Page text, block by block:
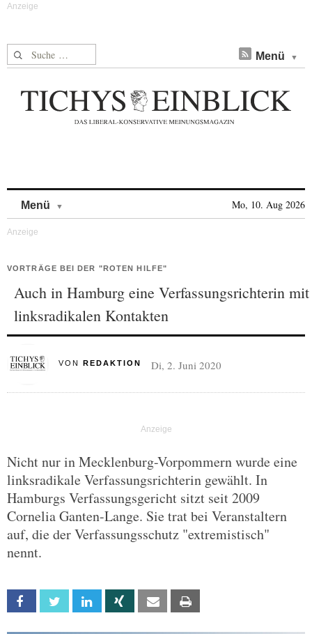
Suche nach: Menü
Menü Mo, 10. Aug 2026
VORTRÄGE BEI DER "ROTEN HILFE"
Auch in Hamburg eine Verfassungsrichterin mit
linksradikalen Kontakten
VON REDAKTION Di, 2. Juni 2020
Nicht nur in Mecklenburg-Vorpommern wurde eine
linksradikale Verfassungsrichterin gewählt. In
Hamburgs Verfassungsgericht sitzt seit 2009
Cornelia Ganten-Lange. Sie trat bei Veranstaltern
auf, die der Verfassungsschutz "extremistisch"
nennt.
Facebook Twitter Linkedin Xing Email